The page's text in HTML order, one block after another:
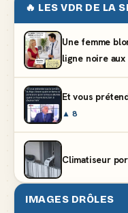
🔥 LES VDR DE LA
Une femme
ligne noire aux
Et vous
▲ 8
Climatiseur
Partager
IMAGES DRÔLES